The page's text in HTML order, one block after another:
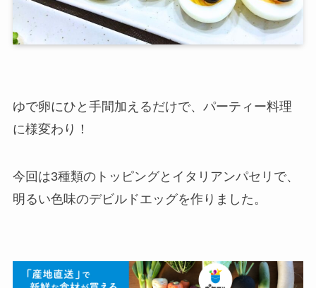
ゆで卵にひと手間加えるだけで、パーティー料理
に様変わり！
今回は3種類のトッピングとイタリアンパセリで、
明るい色味のデビルドエッグを作りました。